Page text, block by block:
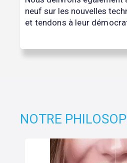
neuf sur les nouvelles
et tendons à leur
NOTRE